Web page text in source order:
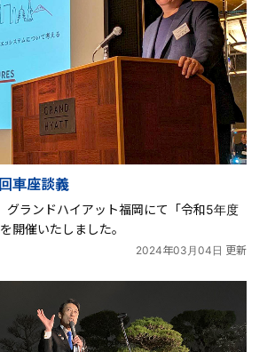
車座談義
グランドハイアット福岡にて「令和5年度
開催いたしました。
2024年03月04日 更新